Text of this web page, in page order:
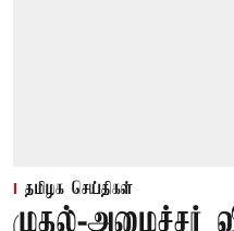
தமிழக செய்திகள்
முதல்-அமைச்சர்